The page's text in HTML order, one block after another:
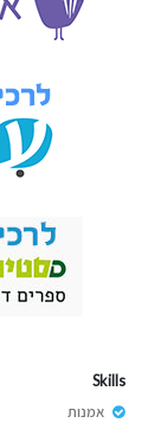
Skills
אמנות